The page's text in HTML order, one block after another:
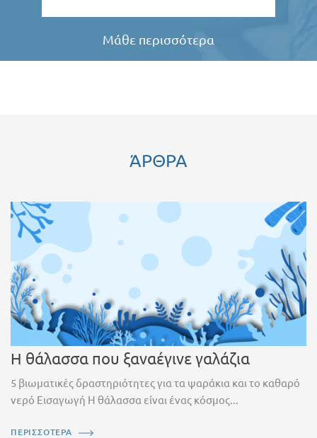
Μάθε περισσότερα
ΆΡΘΡΑ
Η θάλασσα που ξαναέγινε γαλάζια
5 βιωματικές δραστηριότητες για τα ψαράκια και το καθαρό
νερό Εισαγωγή Η θάλασσα είναι ένας κόσμος...
ΠΕΡΙΣΣΟΤΕΡΑ